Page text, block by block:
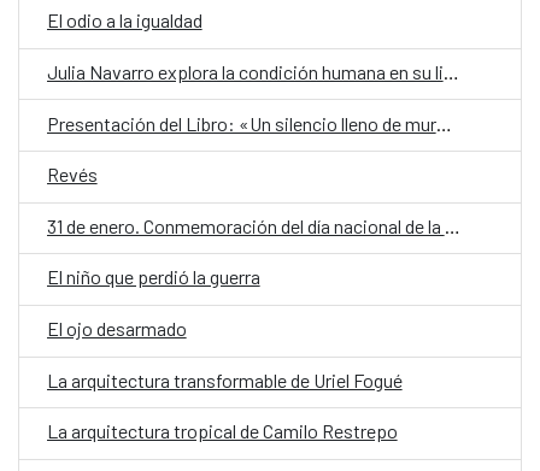
El odio a la igualdad
Julia Navarro explora la condición humana en su libro «El niño que perdió la guerra»
Presentación del Libro: «Un silencio lleno de murmullos»
Revés
31 de enero. Conmemoración del día nacional de la poesía.
El niño que perdió la guerra
El ojo desarmado
La arquitectura transformable de Uriel Fogué
La arquitectura tropical de Camilo Restrepo